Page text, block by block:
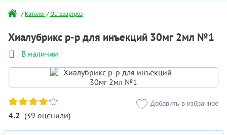
/ Каталог /Остеоартроз
Хиалубрикс р-р для инъекций 30мг 2мл №1
В наличии
4.2 (39 оценили)
Добавить в избранное